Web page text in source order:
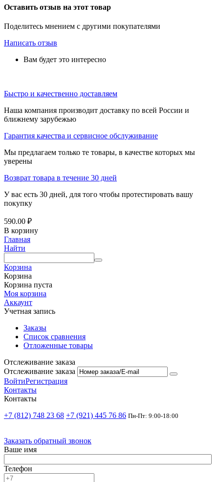
Оставить отзыв на этот товар
Поделитесь мнением с другими покупателями
Написать отзыв
Вам будет это интересно
Быстро и качественно доставляем
Наша компания производит доставку по всей России и
ближнему зарубежью
Гарантия качества и сервисное обслуживание
Мы предлагаем только те товары, в качестве которых мы
уверены
Возврат товара в течение 30 дней
У вас есть 30 дней, для того чтобы протестировать вашу
покупку
590.00 ₽
В корзину
Главная
Найти
Корзина
Корзина
Корзина пуста
Моя корзина
Аккаунт
Учетная запись
Заказы
Список сравнения
Отложенные товары
Отслеживание заказа
Отслеживание заказа
ВойтиРегистрация
Контакты
Контакты
+7 (812) 748 23 68 +7 (921) 445 76 86 Пн-Пт: 9:00-18:00
Заказать обратный звонок
Ваше имя
Телефон